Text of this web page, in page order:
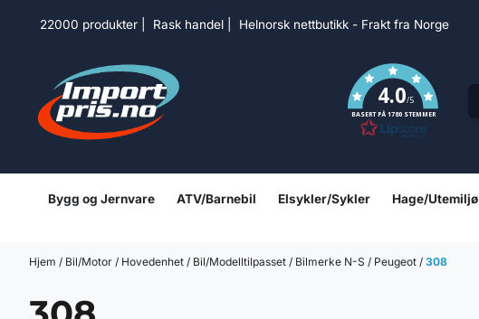
Hopp til innhold
22000 produkter | Rask handel | Helnorsk nettbutikk - Frakt fra Norge
4.0/5
BASERT PÅ 1780 STEMMER
Bygg og Jernvare ATV/Barnebil Elsykler/Sykler Hage/Utemiljø
Hjem / Bil/Motor / Hovedenhet / Bil/Modelltilpasset / Bilmerke N-S / Peugeot / 308